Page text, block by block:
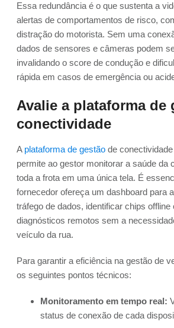
Essa redundância é o que sustenta a
alertas de comportamentos de risco,
distração do motorista. Sem uma
dados de sensores e câmeras podem
invalidando o score de condução e
rápida em casos de emergência ou
Avalie a plataforma de
conectividade
A plataforma de gestão de
permite ao gestor monitorar a saúde da
toda a frota em uma única tela. É
fornecedor ofereça um dashboard para
tráfego de dados, identificar chips offline
diagnósticos remotos sem a
veículo da rua.
Para garantir a eficiência na gestão de
os seguintes pontos técnicos:
Monitoramento em tempo real:
status de conexão de cada